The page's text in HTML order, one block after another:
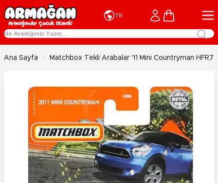
İçeriğe geç
TR Cart
Ana Sayfa > Matchbox Tekli Arabalar '11 Mini Countryman HFR71